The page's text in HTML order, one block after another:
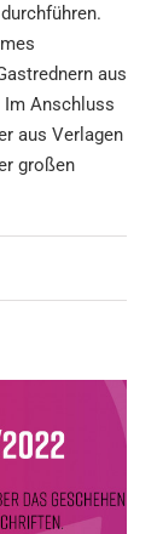
aus
Im Anschluss
aus Verlagen
großen